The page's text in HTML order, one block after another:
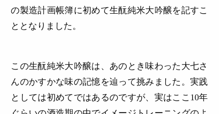
の製造計画帳簿に初めて生酛純米大吟醸を記すこ
ととなりました。
この生酛純米大吟醸は、あのとき味わった大七さ
んのかすかな味の記憶を辿って挑みました。実践
としては初めてではあるのですが、実はここ10年